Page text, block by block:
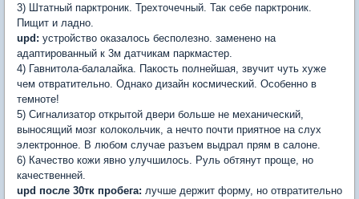
3) Штатный парктроник. Трехточечный. Так себе парктроник.
Пищит и ладно.
upd: устройство оказалось бесполезно. заменено на
адаптированный к 3м датчикам паркмастер.
4) Гавнитола-балалайка. Пакость полнейшая, звучит чуть хуже
чем отвратительно. Однако дизайн космический. Особенно в
темноте!
5) Сигнализатор открытой двери больше не механический,
выносящий мозг колокольчик, а нечто почти приятное на слух
электронное. В любом случае разъем выдрал прям в салоне.
6) Качество кожи явно улучшилось. Руль обтянут проще, но
качественней.
upd после 30тк пробега: лучше держит форму, но отвратительно